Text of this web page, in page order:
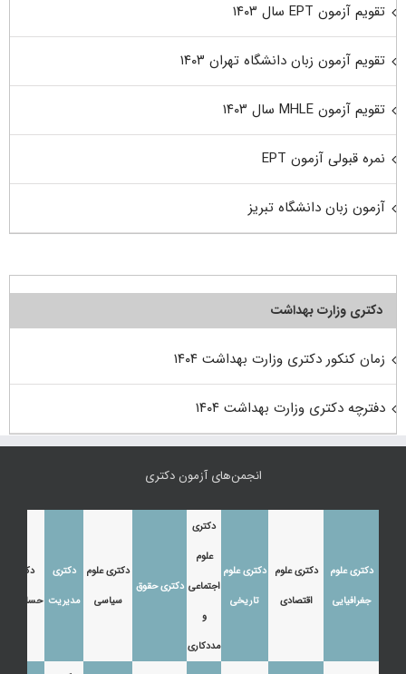
تقویم آزمون EPT سال ۱۴۰۳
تقویم آزمون زبان دانشگاه تهران ۱۴۰۳
تقویم آزمون MHLE سال ۱۴۰۳
نمره قبولی آزمون EPT
آزمون زبان دانشگاه تبریز
دکتری وزارت بهداشت
زمان کنکور دکتری وزارت بهداشت ۱۴۰۴
دفترچه دکتری وزارت بهداشت ۱۴۰۴
انجمن‌های آزمون دکتری
دکتری علوم
جغرافیایی
دکتری علوم
اقتصادی
دکتری علوم
تاریخی
دکتری
علوم
اجتماعی
و
مددکاری
دکتری حقوق
دکتری علوم
سیاسی
دکتری
مدیریت
دکتری
حسابداری